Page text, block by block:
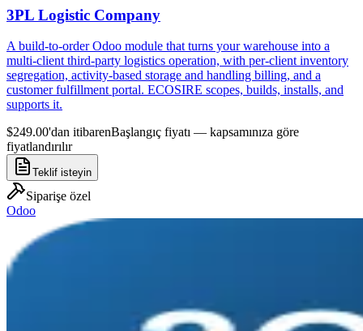
3PL Logistic Company
A build-to-order Odoo module that turns your warehouse into a
multi-client third-party logistics operation, with per-client inventory
segregation, activity-based storage and handling billing, and a
customer fulfillment portal. ECOSIRE scopes, builds, installs, and
supports it.
$249.00'dan itibarenBaşlangıç fiyatı — kapsamınıza göre
fiyatlandırılır
Teklif isteyin
Siparişe özel
Odoo